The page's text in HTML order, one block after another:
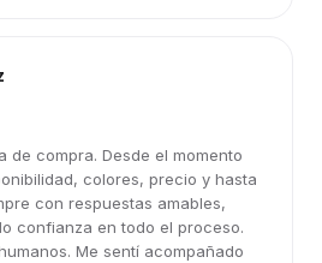
de compra. Desde el momento
colores, precio y hasta
con respuestas amables,
confianza en todo el proceso.
Me sentí acompañado